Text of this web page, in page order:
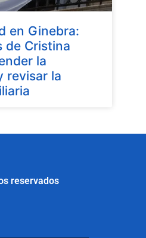
en Ginebra:
de Cristina
la
revisar la
reservados